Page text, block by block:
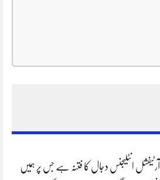
آرٹیفشل انٹلیجنس دجال کا فتنہ ہے جس پر ہمیں